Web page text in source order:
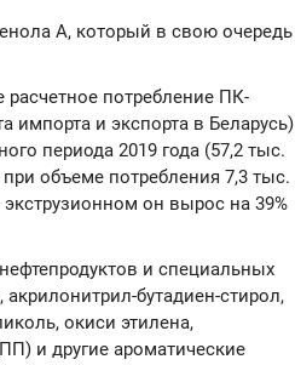
А, который в свою очередь
потребление ПК-
импорта и экспорта в Беларусь)
периода 2019 года (57,2 тыс.
объеме потребления 7,3 тыс.
он вырос на 39%
и специальных
бутадиен-стирол,
окиси этилена,
и другие ароматические